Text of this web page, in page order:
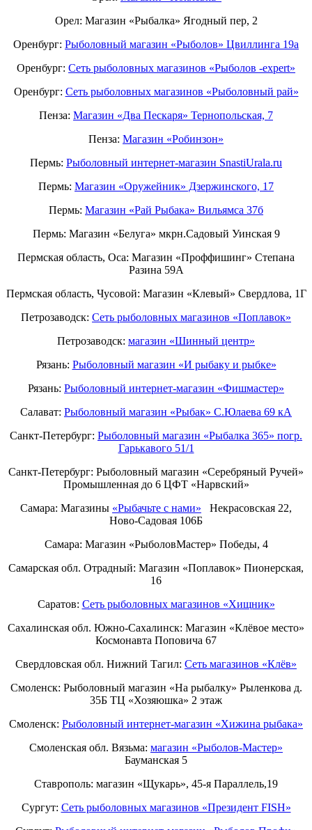
Орел: Магазин «Рыбалка» Ягодный пер, 2
Оренбург: Рыболовный магазин «Рыболов» Цвиллинга 19а
Оренбург: Сеть рыболовных магазинов «Рыболов -expert»
Оренбург: Сеть рыболовных магазинов «Рыболовный рай»
Пенза: Магазин «Два Пескаря» Тернопольская, 7
Пенза: Магазин «Робинзон»
Пермь: Рыболовный интернет-магазин SnastiUrala.ru
Пермь: Магазин «Оружейник» Дзержинского, 17
Пермь: Магазин «Рай Рыбака» Вильямса 37б
Пермь: Магазин «Белуга» мкрн.Садовый Уинская 9
Пермская область, Оса: Магазин «Проффишинг» Степана
Разина 59А
Пермская область, Чусовой: Магазин «Клевый» Свердлова, 1Г
Петрозаводск: Сеть рыболовных магазинов «Поплавок»
Петрозаводск: магазин «Шинный центр»
Рязань: Рыболовный магазин «И рыбаку и рыбке»
Рязань: Рыболовный интернет-магазин «Фишмастер»
Салават: Рыболовный магазин «Рыбак» С.Юлаева 69 кА
Санкт-Петербург: Рыболовный магазин «Рыбалка 365» погр.
Гарькавого 51/1
Санкт-Петербург: Рыболовный магазин «Серебряный Ручей»
Промышленная до 6 ЦФТ «Нарвский»
Самара: Магазины «Рыбачьте с нами» Некрасовская 22,
Ново-Садовая 106Б
Самара: Магазин «РыболовМастер» Победы, 4
Самарская обл. Отрадный: Магазин «Поплавок» Пионерская,
16
Саратов: Сеть рыболовных магазинов «Хищник»
Сахалинская обл. Южно-Сахалинск: Магазин «Клёвое место»
Космонавта Поповича 67
Свердловская обл. Нижний Тагил: Cеть магазинов «Клёв»
Смоленск: Рыболовный магазин «На рыбалку» Рыленкова д.
35Б ТЦ «Хозяюшка» 2 этаж
Смоленск: Рыболовный интернет-магазин «Хижина рыбака»
Смоленская обл. Вязьма: магазин «Рыболов-Мастер»
Бауманская 5
Ставрополь: магазин «Щукарь», 45-я Параллель,19
Сургут: Сеть рыболовных магазинов «Президент FISH»